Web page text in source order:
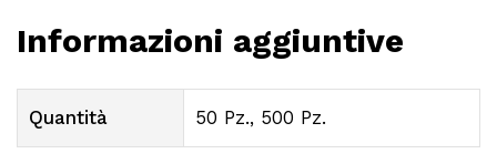
Informazioni aggiuntive
Quantità 50 Pz., 500 Pz.